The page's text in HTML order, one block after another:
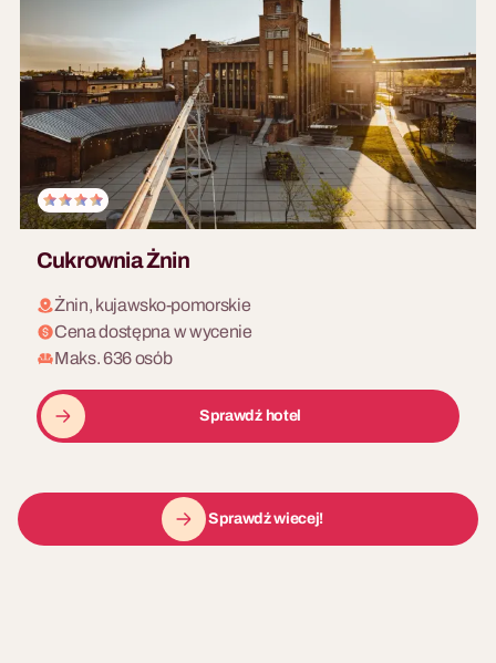
Cukrownia Żnin
Żnin, kujawsko-pomorskie
Cena dostępna w wycenie
Maks. 636 osób
Sprawdź hotel
Sprawdź wiecej!